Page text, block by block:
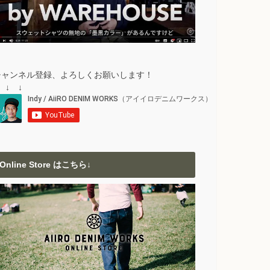
ンネル登録、よろしくお願いします！
↓ ↓
Online Store はこちら↓